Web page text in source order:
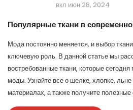
вкл июн 28, 2024
Популярные ткани в
Мода постоянно меняется, и выбор
ключевую роль. В данной статье мы
востребованные ткани, которые
моды. Узнайте все о шелке, хлопке, льне
материалах, а также получите
для своего гардероба.